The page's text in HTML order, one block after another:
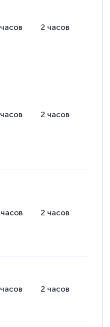
часов 2 часов
часов 2 часов
часов 2 часов
часов 2 часов